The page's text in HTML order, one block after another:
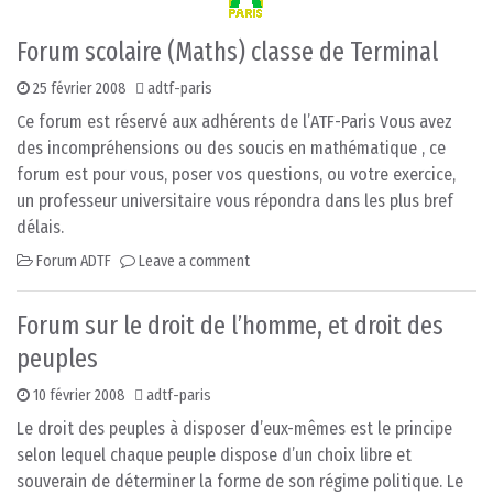
Forum scolaire (Maths) classe de Terminal
25 février 2008 adtf-paris
Ce forum est réservé aux adhérents de l’ATF-Paris Vous avez
des incompréhensions ou des soucis en mathématique , ce
forum est pour vous, poser vos questions, ou votre exercice,
un professeur universitaire vous répondra dans les plus bref
délais.
Forum ADTF Leave a comment
Forum sur le droit de l’homme, et droit des
peuples
10 février 2008 adtf-paris
Le droit des peuples à disposer d’eux-mêmes est le principe
selon lequel chaque peuple dispose d’un choix libre et
souverain de déterminer la forme de son régime politique. Le